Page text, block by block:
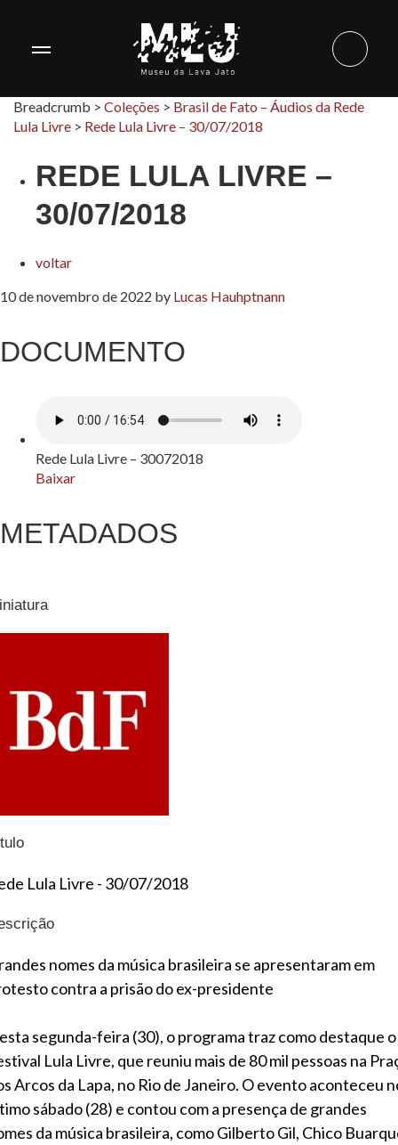
Breadcrumb > Coleções > Brasil de Fato – Áudios da Rede
Lula Livre > Rede Lula Livre – 30/07/2018
REDE LULA LIVRE –
30/07/2018
voltar
10 de novembro de 2022 by Lucas Hauhptnann
DOCUMENTO
Rede Lula Livre – 30072018
Baixar
METADADOS
Lula Livre - 30/07/2018
nomes da música brasileira se apresentaram em
contra a prisão do ex-presidente
segunda-feira (30), o programa traz como destaque o
Lula Livre, que reuniu mais de 80 mil pessoas na
Arcos da Lapa, no Rio de Janeiro. O evento aconteceu
sábado (28) e contou com a presença de grandes
da música brasileira, como Gilberto Gil, Chico